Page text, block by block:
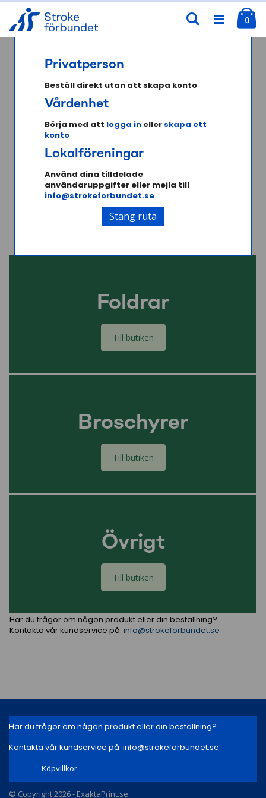
Content
0
Söka
Välkommen till
Strokeförbundets
webshop
I vår webbutik hittar du ett brett
sortiment av broschyrer och foldrar
som på ett eller annat sätt berör
stroke och dess konsekvenser.
Foldrar
Till butiken
Broschyrer
Till butiken
Övrigt
Till butiken
Har du frågor om någon produkt eller din beställning?
Kontakta vår kundservice på info@strokeforbundet.se
Privatperson
Beställ direkt utan att skapa konto
Vårdenhet
Börja med att logga in eller skapa ett
konto
Lokalföreningar
Använd dina tilldelade
användaruppgifter eller mejla till
info@strokeforbundet.se
Stäng ruta
Har du frågor om någon produkt eller din beställning?
Kontakta vår kundservice på info@strokeforbundet.se
Köpvillkor
© Copyright2026- ExaktaPrint.se